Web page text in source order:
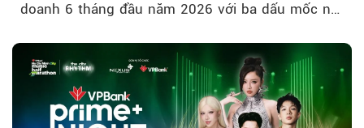
doanh 6 tháng đầu năm 2026 với ba dấu mốc nổi